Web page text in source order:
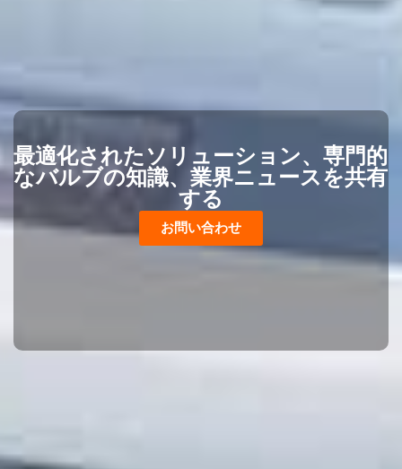
最適化されたソリューション、専門的
なバルブの知識、業界ニュースを共有
する
お問い合わせ